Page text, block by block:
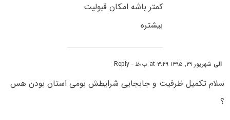
کمتر باشه امکان قبولیت
بیشتره
الی شهریور ۲۹, ۱۳۹۵ at ۳:۴۹ ب٫ظ - Reply
سلام تکمیل ظرفیت و جابجایی شرایطش بومی استان بودن هس
؟